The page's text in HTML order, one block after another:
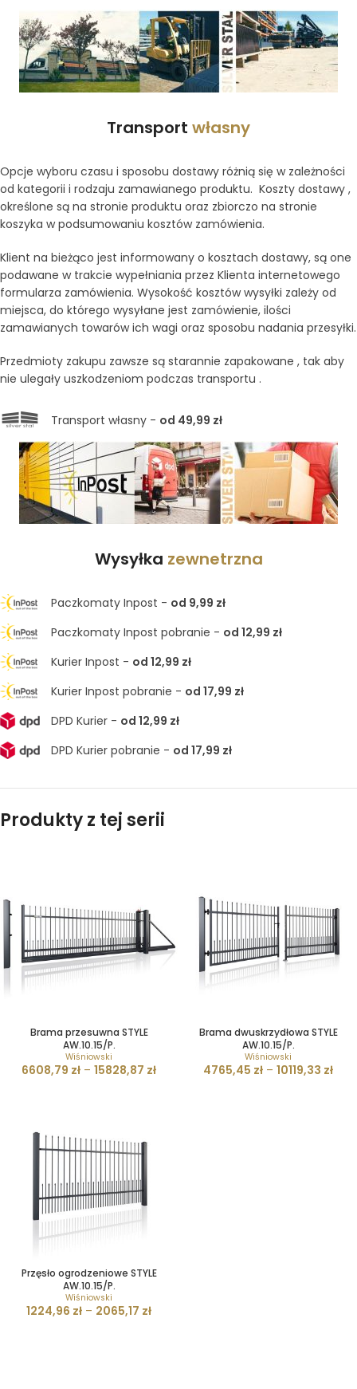
Transport własny
Opcje wyboru czasu i sposobu dostawy różnią się w zależności
od kategorii i rodzaju zamawianego produktu. Koszty dostawy ,
określone są na stronie produktu oraz zbiorczo na stronie
koszyka w podsumowaniu kosztów zamówienia.
Klient na bieżąco jest informowany o kosztach dostawy, są one
podawane w trakcie wypełniania przez Klienta internetowego
formularza zamówienia. Wysokość kosztów wysyłki zależy od
miejsca, do którego wysyłane jest zamówienie, ilości
zamawianych towarów ich wagi oraz sposobu nadania przesyłki.
Przedmioty zakupu zawsze są starannie zapakowane , tak aby
nie ulegały uszkodzeniom podczas transportu .
Transport własny - od 49,99 zł
Wysyłka zewnetrzna
Paczkomaty Inpost - od 9,99 zł
Paczkomaty Inpost pobranie - od 12,99 zł
Kurier Inpost - od 12,99 zł
Kurier Inpost pobranie - od 17,99 zł
DPD Kurier - od 12,99 zł
DPD Kurier pobranie - od 17,99 zł
Produkty z tej serii
Brama przesuwna STYLE
AW.10.15/P.
Wiśniowski
6608,79 zł – 15828,87 zł
Brama dwuskrzydłowa STYLE
AW.10.15/P.
Wiśniowski
4765,45 zł – 10119,33 zł
Przęsło ogrodzeniowe STYLE
AW.10.15/P.
Wiśniowski
1224,96 zł – 2065,17 zł